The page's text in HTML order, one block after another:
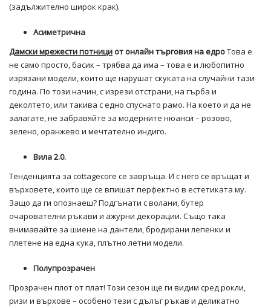
(задължително широк крак).
Асиметрична
Дамски мрежести потници от онлайн търговия на едроТова е
не само просто, басик – трябва да има – това е и любопитно
изрязани модели, които ще нарушат скуката на случайни тази
година. По този начин, с изрези отстрани, на гърба и
деколтето, или такива с едно спуснато рамо. На което и да не
залагате, не забравяйте за модерните нюанси – розово,
зелено, оранжево и мечтателно индиго.
Вила 2.0.
Тенденцията за cottagecore се завръща. И с него се връщат и
върховете, които ще се впишат перфектно в естетиката му.
Защо да ги опознаеш? Подгънати с волани, бутер
очарователни ръкави и ажурни декорации. Също така
внимавайте за шиене на дантели, бродирани лепенки и
плетене на една кука, плътно летни модели.
Полупрозрачен
Прозрачен плот от плат! Този сезон ще ги видим сред рокли,
ризи и върхове – особено тези с дълъг ръкав и деликатно